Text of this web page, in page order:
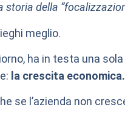
storia della
meglio.
ha in testa una
la crescita economica.
se l’azienda non